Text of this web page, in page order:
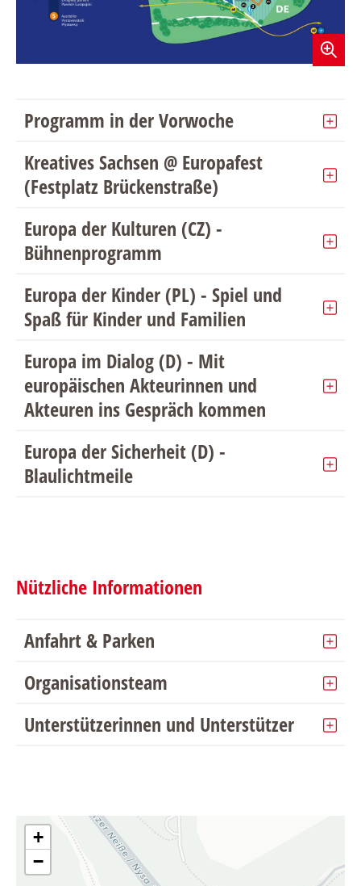
Programm in der Vorwoche
Kreatives Sachsen @ Europafest
(Festplatz Brückenstraße)
Europa der Kulturen (CZ) -
Bühnenprogramm
Europa der Kinder (PL) - Spiel und
Spaß für Kinder und Familien
Europa im Dialog (D) - Mit
europäischen Akteurinnen und
Akteuren ins Gespräch kommen
Europa der Sicherheit (D) -
Blaulichtmeile
Nützliche Informationen
Anfahrt & Parken
Organisationsteam
Unterstützerinnen und Unterstützer
+
−